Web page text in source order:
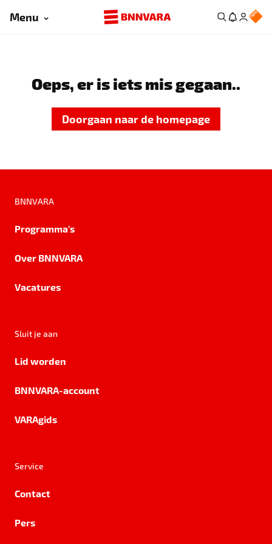
Menu
Oeps, er is iets mis gegaan..
Doorgaan naar de homepage
BNNVARA
Programma's
Over BNNVARA
Vacatures
Sluit je aan
Lid worden
BNNVARA-account
VARAgids
Service
Contact
Pers